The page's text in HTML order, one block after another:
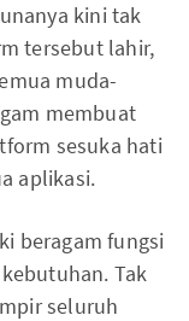
kini tak
tersebut lahir,
muda-
membuat
sesuka hati
aplikasi.
beragam fungsi
Tak
seluruh